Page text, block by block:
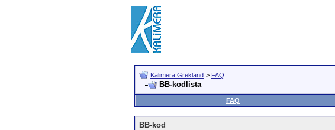
Kalimera Grekland > FAQ
BB-kodlista
FAQ
BB-kod